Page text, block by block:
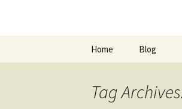
Home Blog
Tag